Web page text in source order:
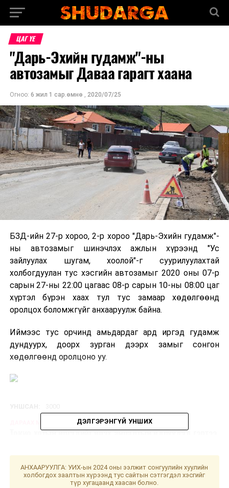
ЦАГ ҮЕ
"Дарь-Эхийн гудамж"-ны
автозамыг Даваа гарагт хаана
Огноо: 6 жил 1 сар.өмнө , 2020/07/25
БЗД-ийн 27-р хороо, 2-р хороо "Дарь-Эхийн гудамж"-
ны автозамыг шинэчлэх ажлын хүрээнд "Ус
зайлуулах шугам, хоолой"-г суурилуулахтай
холбогдуулан тус хэсгийн автозамыг 2020 оны 07-р
сарын 27-ны 22:00 цагаас 08-р сарын 10-ны 08:00 цаг
хүртэл бүрэн хаах тул тус замаар хөдөлгөөнд
оролцох боломжгүйг анхааруулж байна.
Иймээс тус орчинд амьдардаг ард иргэд гудамж
дундуурх, доорх зурган дээрх замыг сонгон
хөдөлгөөнд оролцоно уу.
Токио хотын иргэдийг ирэх амралтын өдрүүдэд гэртээ
Засгийн газар 2020-2024 оны үйл ажиллагааны
хөтөлбөрөө боловсруулж байна
ДЭЛГЭРЭНГҮЙ УНШИХ
АНХААРУУЛГА: УИХ-ын 2024 оны ээлжит сонгуулийн хуулийн
холбогдох заалтын хүрээнд тус сайтын сэтгэгдэл хэсгийг
түр хугацаанд хаасан болно.